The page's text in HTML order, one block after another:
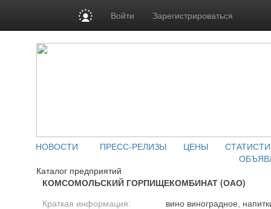
Войти Зарегистрироваться
НОВОСТИ ПРЕСС-РЕЛИЗЫ ЦЕНЫ
Каталог предприятий
КОМСОМОЛЬСКИЙ ГОРПИЩЕКОМБИНАТ (ОАО)
Краткая информация:
вино виноградное,